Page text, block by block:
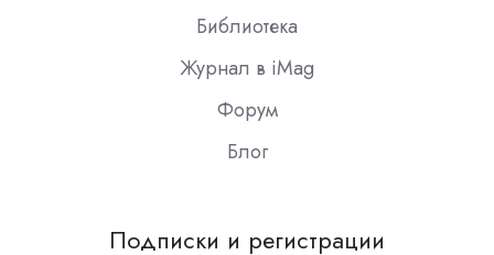
Библиотека
Журнал в iMag
Форум
Блог
Подписки и регистрации